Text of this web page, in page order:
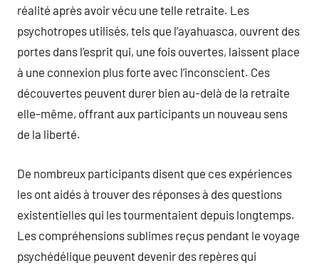
réalité après avoir vécu une telle retraite. Les
psychotropes utilisés, tels que l’ayahuasca, ouvrent des
portes dans l’esprit qui, une fois ouvertes, laissent place
à une connexion plus forte avec l’inconscient. Ces
découvertes peuvent durer bien au-delà de la retraite
elle-même, offrant aux participants un nouveau sens
de la liberté.
De nombreux participants disent que ces expériences
les ont aidés à trouver des réponses à des questions
existentielles qui les tourmentaient depuis longtemps.
Les compréhensions sublimes reçus pendant le voyage
psychédélique peuvent devenir des repères qui